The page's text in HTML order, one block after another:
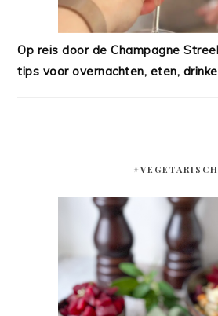
Op reis door de Champagne
tips voor overnachten, eten,
#VEGETARISCH